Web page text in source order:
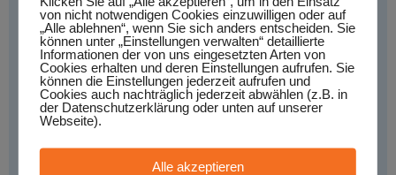
von nicht notwendigen Cookies einzuwilligen oder auf
„Alle ablehnen“, wenn Sie sich anders entscheiden. Sie
können unter „Einstellungen verwalten“ detaillierte
Informationen der von uns eingesetzten Arten von
Cookies erhalten und deren Einstellungen aufrufen. Sie
können die Einstellungen jederzeit aufrufen und
Cookies auch nachträglich jederzeit abwählen (z.B. in
der Datenschutzerklärung oder unten auf unserer
Webseite).
Alle akzeptieren